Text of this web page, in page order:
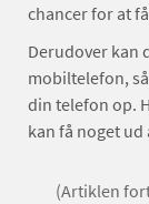
chancer for at
Derudover kan
mobiltelefon,
din telefon op.
kan få noget
(Artiklen